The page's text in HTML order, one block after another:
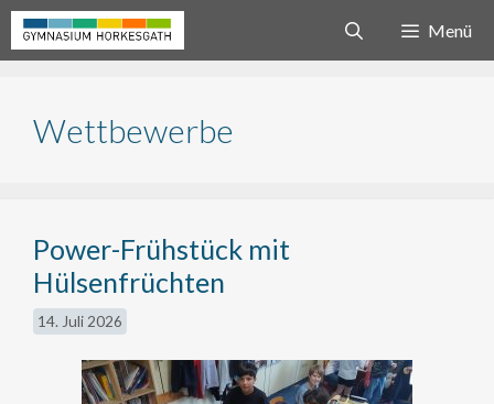
Zum
Inhalt
Menü
Wettbewerbe
Power-Frühstück mit
Hülsenfrüchten
14. Juli 2026